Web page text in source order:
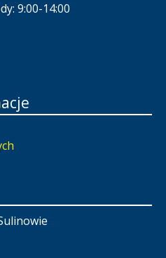
9:00-14:00